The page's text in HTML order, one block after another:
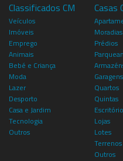
Classificados CM
Veículos
Imóveis
Emprego
Animais
Bebé e Criança
Moda
Lazer
Desporto
Casa e Jardim
Tecnologia
Outros
Casas
Moradias
Prédios
Garagens
Quartos
Quintas
Lojas
Lotes
Terrenos
Outros